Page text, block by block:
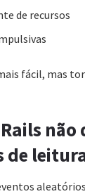
de recursos
fácil, mas
não
de